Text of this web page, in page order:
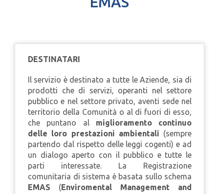
DESTINATARI
Il servizio è destinato a tutte le Aziende, sia di
prodotti che di servizi, operanti nel settore
pubblico e nel settore privato, aventi sede nel
territorio della Comunità o al di fuori di esso,
che puntano al miglioramento continuo
delle loro prestazioni ambientali (sempre
partendo dal rispetto delle leggi cogenti) e ad
un dialogo aperto con il pubblico e tutte le
parti interessate. La Registrazione
comunitaria di sistema è basata sullo schema
EMAS (Enviromental Management and